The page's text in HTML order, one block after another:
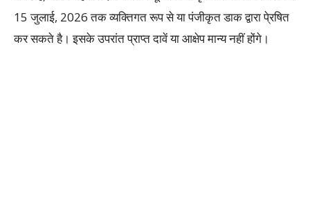
15 जुलाई, 2026 तक व्यक्तिगत रूप से या पंजीकृत डाक द्वारा पे्रषित
कर सकते है। इसके उपरांत प्राप्त दावें या आक्षेप मान्य नहीं होंगे।